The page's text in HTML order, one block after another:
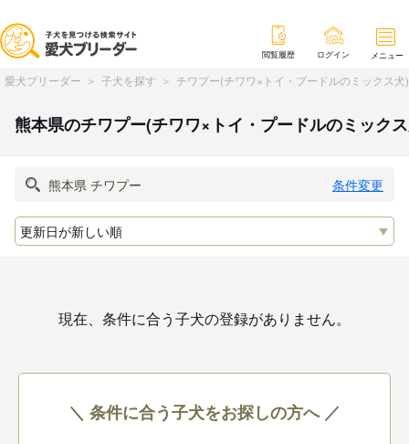
閲覧履歴 ログイン メニュー
愛犬ブリーダー 子犬を探す チワプー(チワワ×トイ・プードルのミックス
熊本県のチワプー(チワワ×トイ・プードルのミック
条件変更
現在、条件に合う子犬の登録がありません。
＼ 条件に合う子犬をお探しの方へ ／